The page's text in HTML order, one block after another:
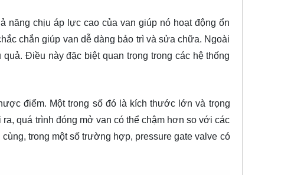
năng chịu áp lực cao của van giúp nó hoạt động ổn
chắn giúp van dễ dàng bảo trì và sửa chữa. Ngoài
Điều này đặc biệt quan trọng trong các hệ thống
điểm. Một trong số đó là kích thước lớn và trọng
quá trình đóng mở van có thể chậm hơn so với các
trong một số trường hợp, pressure gate valve có